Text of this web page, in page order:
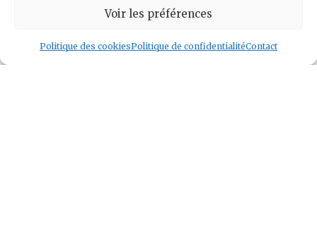
Voir les préférences
Politique des cookiesPolitique de confidentialitéContact